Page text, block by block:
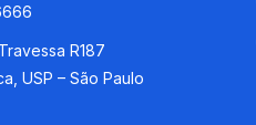
R187
USP – São Paulo